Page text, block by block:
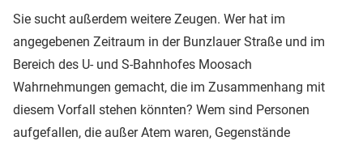
Sie sucht außerdem weitere Zeugen. Wer hat im
angegebenen Zeitraum in der Bunzlauer Straße und im
Bereich des U- und S-Bahnhofes Moosach
Wahrnehmungen gemacht, die im Zusammenhang mit
diesem Vorfall stehen könnten? Wem sind Personen
aufgefallen, die außer Atem waren, Gegenstände